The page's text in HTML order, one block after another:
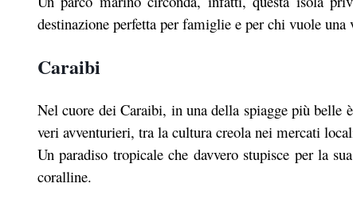
destinazione perfetta per famiglie e per chi vuole
Caraibi
Nel cuore dei Caraibi, in una della spiagge più belle
veri avventurieri, tra la cultura creola nei mercati
Un paradiso tropicale che davvero stupisce per la
coralline.